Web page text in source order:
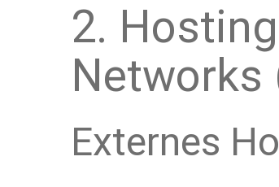
2.
Networks
Externes